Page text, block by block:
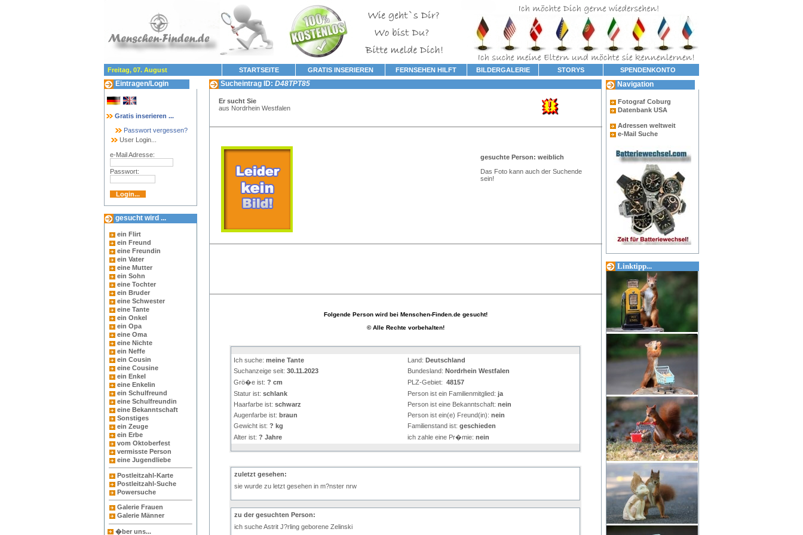
Freitag, 07. August STARTSEITE GRATIS INSERIEREN FERNSEHEN HILFT BILDERGALERIE STORYS SPENDENKONTO
Eintragen/Login
Gratis inserieren ...
Passwort vergessen?
User Login...
e-Mail Adresse:
Passwort:
gesucht wird ...
ein Flirt
ein Freund
eine Freundin
ein Vater
eine Mutter
ein Sohn
eine Tochter
ein Bruder
eine Schwester
eine Tante
ein Onkel
ein Opa
eine Oma
eine Nichte
ein Neffe
ein Cousin
eine Cousine
ein Enkel
eine Enkelin
ein Schulfreund
eine Schulfreundin
eine Bekanntschaft
Sonstiges
ein Zeuge
ein Erbe
vom Oktoberfest
vermisste Person
eine Jugendliebe
Postleitzahl-Karte
Postleitzahl-Suche
Powersuche
Galerie Frauen
Galerie Männer
�ber uns...
Sucheintrag ID: D48TPT85
Er sucht Sie
aus Nordrhein Westfalen
gesuchte Person: weiblich
Das Foto kann auch der Suchende
sein!
Folgende Person wird bei Menschen-Finden.de gesucht!
© Alle Rechte vorbehalten!
Ich suche: meine Tante Land: Deutschland
Suchanzeige seit: 30.11.2023 Bundesland: Nordrhein Westfalen
Grö�e ist: ? cm PLZ-Gebiet: 48157
Statur ist: schlank Person ist ein Familienmitglied: ja
Haarfarbe ist: schwarz Person ist eine Bekanntschaft: nein
Augenfarbe ist: braun Person ist ein(e) Freund(in): nein
Gewicht ist: ? kg Familienstand ist: geschieden
Alter ist: ? Jahre ich zahle eine Pr�mie: nein
zuletzt gesehen:
sie wurde zu letzt gesehen in m?nster nrw
zu der gesuchten Person:
ich suche Astrit J?rling geborene Zelinski
Navigation
Fotograf Coburg
Datenbank USA
Adressen weltweit
e-Mail Suche
Linktipp...